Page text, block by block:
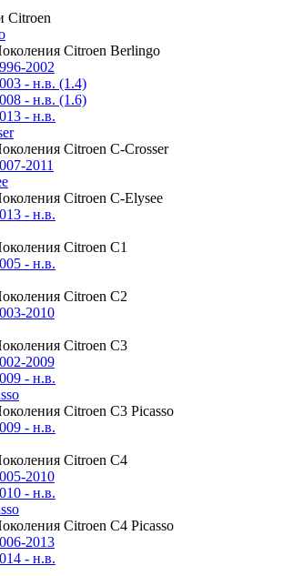
Citroen
Citroen Berlingo
2002
- н.в. (1.4)
- н.в. (1.6)
- н.в.
Citroen C-Crosser
2011
Citroen C-Elysee
- н.в.
Citroen C1
- н.в.
Citroen C2
2010
Citroen C3
2009
- н.в.
Citroen C3 Picasso
- н.в.
Citroen C4
2010
- н.в.
Citroen C4 Picasso
2013
- н.в.